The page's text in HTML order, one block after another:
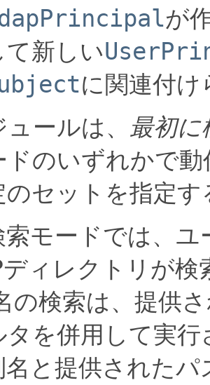
が
て新しい
に関連付
ールは、 最初に
ドのいずれかで
のセットを指定
モードでは、
ィレクトリが検
の検索は、提供
タを併用して実行
名と提供された